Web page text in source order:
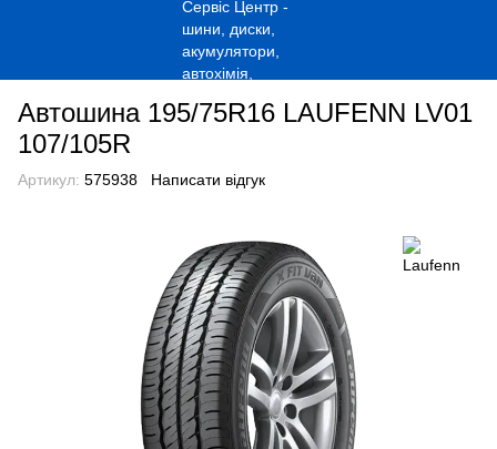
Автошина 195/75R16 LAUFENN LV01
107/105R
Артикул: 575938 Написати відгук